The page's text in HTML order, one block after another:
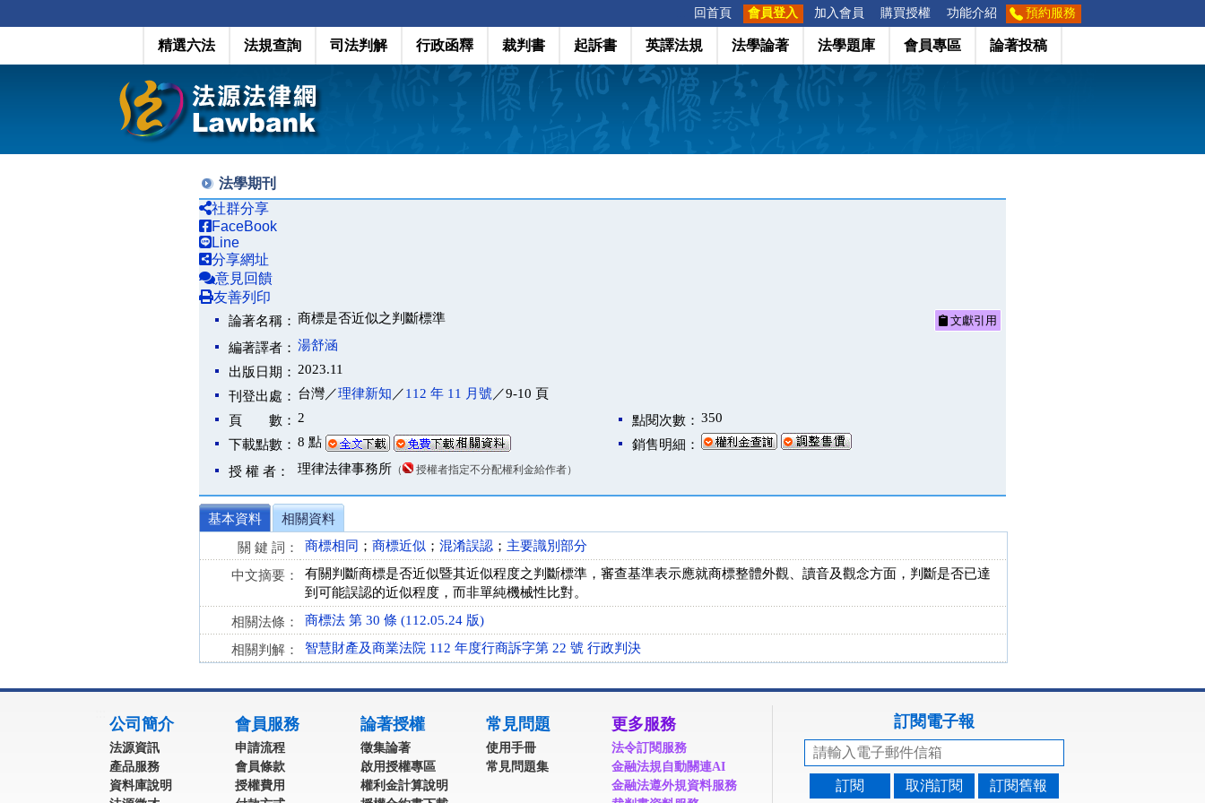
回首頁 會員登入 加入會員 購買授權 功能介紹 預約服務
精選六法 法規查詢 司法判解 行政函釋 裁判書 起訴書 英譯法規 法學論著 法學題庫 會員專區 論著投稿
法學期刊
社群分享
FaceBook
Line
分享網址
意見回饋
友善列印
論著名稱： 商標是否近似之判斷標準 文獻引用
編著譯者： 湯舒涵
出版日期： 2023.11
刊登出處： 台灣／理律新知 ／112 年 11 月號 ／9-10 頁
頁 數： 2 點閱次數： 350
下載點數： 8 點
銷售明細：
授 權 者：
理律法律事務所 （ 授權者指定不分配權利金給作者）
基本資料
相關資料
關 鍵 詞：
商標相同 ； 商標近似 ； 混淆誤認 ； 主要識別部分
中文摘要：
有關判斷商標是否近似暨其近似程度之判斷標準，審查基準表示應就商標整體外觀、讀音及觀念方面，判斷是否已達
到可能誤認的近似程度，而非單純機械性比對。
相關法條： 商標法 第 30 條 (112.05.24 版)
相關判解： 智慧財產及商業法院 112 年度行商訴字第 22 號 行政判決
公司簡介
法源資訊
產品服務
資料庫說明
會員服務
申請流程
會員條款
授權費用
論著授權
徵集論著
啟用授權專區
權利金計算說明
常見問題
使用手冊
常見問題集
更多服務
法令訂閱服務
金融法規自動關連AI
金融法遵外規資料服務
訂閱電子報
訂閱 取消訂閱 訂閱舊報